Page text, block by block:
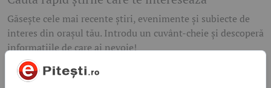
Găsește cele mai recente știri, evenimente și subiecte de
interes din orașul tău. Introdu un cuvânt-cheie și descoperă
informațiile de care ai nevoie!